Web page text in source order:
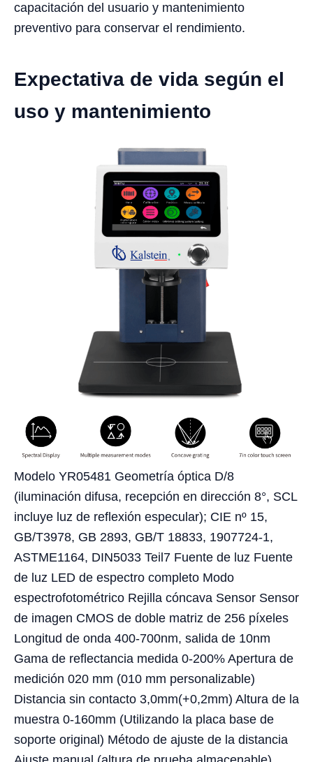
capacitación del usuario y mantenimiento
preventivo para conservar el rendimiento.
Expectativa de vida según el
uso y mantenimiento
Modelo YR05481 Geometría óptica D/8
(iluminación difusa, recepción en dirección 8°, SCL
incluye luz de reflexión especular); CIE nº 15,
GB/T3978, GB 2893, GB/T 18833, 1907724-1,
ASTME1164, DIN5033 Teil7 Fuente de luz Fuente
de luz LED de espectro completo Modo
espectrofotométrico Rejilla cóncava Sensor Sensor
de imagen CMOS de doble matriz de 256 píxeles
Longitud de onda 400-700nm, salida de 10nm
Gama de reflectancia medida 0-200% Apertura de
medición 020 mm (010 mm personalizable)
Distancia sin contacto 3,0mm(+0,2mm) Altura de la
muestra 0-160mm (Utilizando la placa base de
soporte original) Método de ajuste de la distancia